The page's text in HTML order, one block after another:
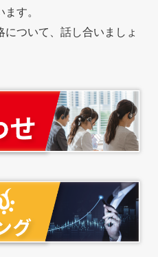
ます。
ついて、話し合いましょ